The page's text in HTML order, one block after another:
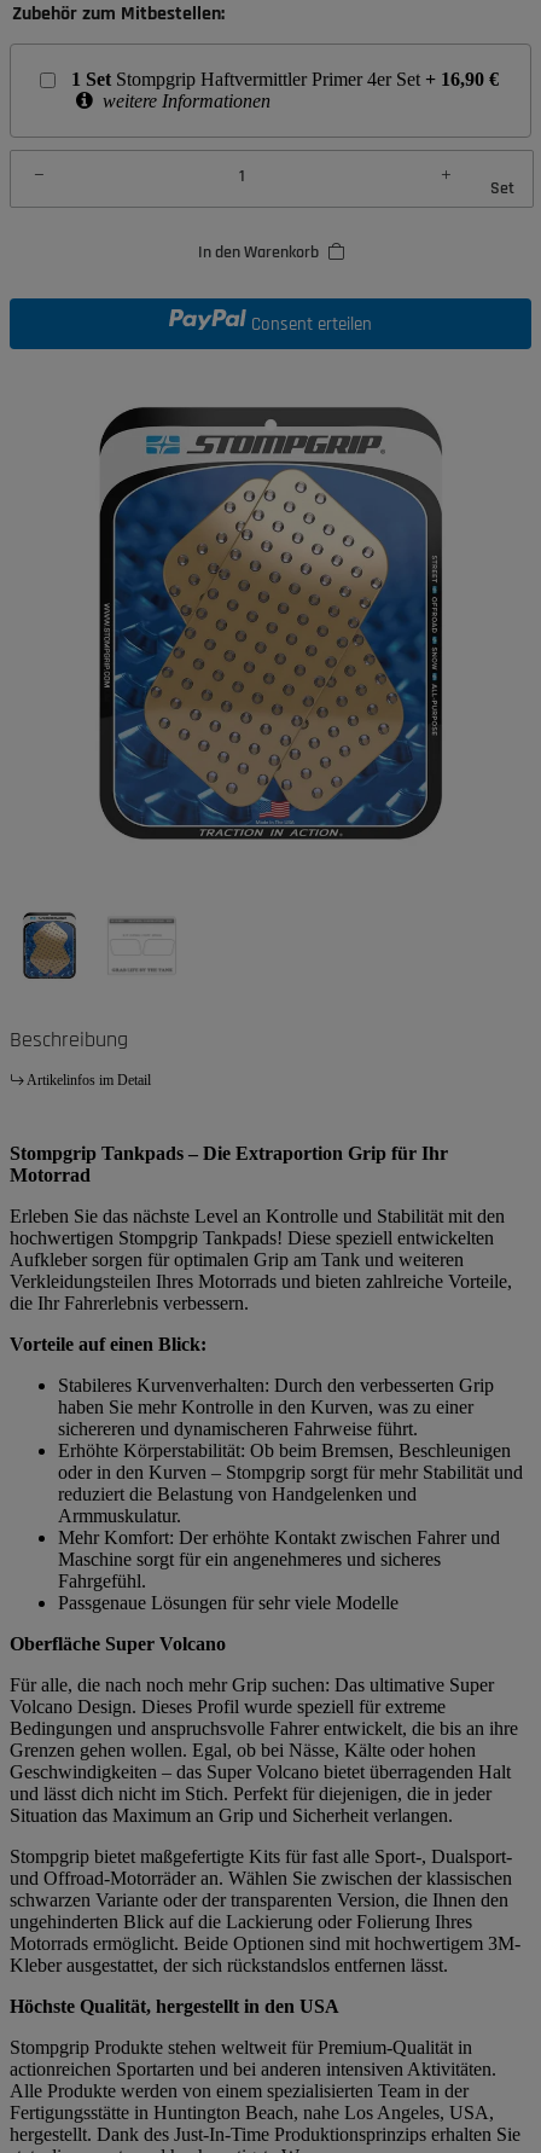
Zubehör zum Mitbestellen:
1 Set Stompgrip Haftvermittler Primer 4er Set + 16,90 €
weitere Informationen
Set
In den Warenkorb
Consent erteilen
Beschreibung
Artikelinfos im Detail
Stompgrip Tankpads – Die Extraportion Grip für Ihr
Motorrad
Erleben Sie das nächste Level an Kontrolle und Stabilität mit den
hochwertigen Stompgrip Tankpads! Diese speziell entwickelten
Aufkleber sorgen für optimalen Grip am Tank und weiteren
Verkleidungsteilen Ihres Motorrads und bieten zahlreiche Vorteile,
die Ihr Fahrerlebnis verbessern.
Vorteile auf einen Blick:
Stabileres Kurvenverhalten: Durch den verbesserten Grip
haben Sie mehr Kontrolle in den Kurven, was zu einer
sichereren und dynamischeren Fahrweise führt.
Erhöhte Körperstabilität: Ob beim Bremsen, Beschleunigen
oder in den Kurven – Stompgrip sorgt für mehr Stabilität und
reduziert die Belastung von Handgelenken und
Armmuskulatur.
Mehr Komfort: Der erhöhte Kontakt zwischen Fahrer und
Maschine sorgt für ein angenehmeres und sicheres
Fahrgefühl.
Passgenaue Lösungen für sehr viele Modelle
Oberfläche Super Volcano
Für alle, die nach noch mehr Grip suchen: Das ultimative Super
Volcano Design. Dieses Profil wurde speziell für extreme
Bedingungen und anspruchsvolle Fahrer entwickelt, die bis an ihre
Grenzen gehen wollen. Egal, ob bei Nässe, Kälte oder hohen
Geschwindigkeiten – das Super Volcano bietet überragenden Halt
und lässt dich nicht im Stich. Perfekt für diejenigen, die in jeder
Situation das Maximum an Grip und Sicherheit verlangen.
Stompgrip bietet maßgefertigte Kits für fast alle Sport-, Dualsport-
und Offroad-Motorräder an. Wählen Sie zwischen der klassischen
schwarzen Variante oder der transparenten Version, die Ihnen den
ungehinderten Blick auf die Lackierung oder Folierung Ihres
Motorrads ermöglicht. Beide Optionen sind mit hochwertigem 3M-
Kleber ausgestattet, der sich rückstandslos entfernen lässt.
Höchste Qualität, hergestellt in den USA
Stompgrip Produkte stehen weltweit für Premium-Qualität in
actionreichen Sportarten und bei anderen intensiven Aktivitäten.
Alle Produkte werden von einem spezialisierten Team in der
Fertigungsstätte in Huntington Beach, nahe Los Angeles, USA,
hergestellt. Dank des Just-In-Time Produktionsprinzips erhalten Sie